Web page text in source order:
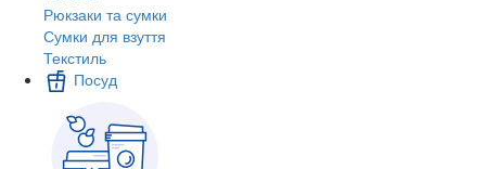
Рюкзаки та сумки
Сумки для взуття
Текстиль
Посуд